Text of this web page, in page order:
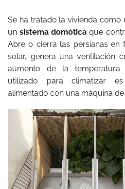
Se ha tratado la vivienda como
unsistema domótica que
Abre o cierra las persianas en
solar, genera una ventilación
aumento de la
utilizado para climatizar
alimentado con una máquina